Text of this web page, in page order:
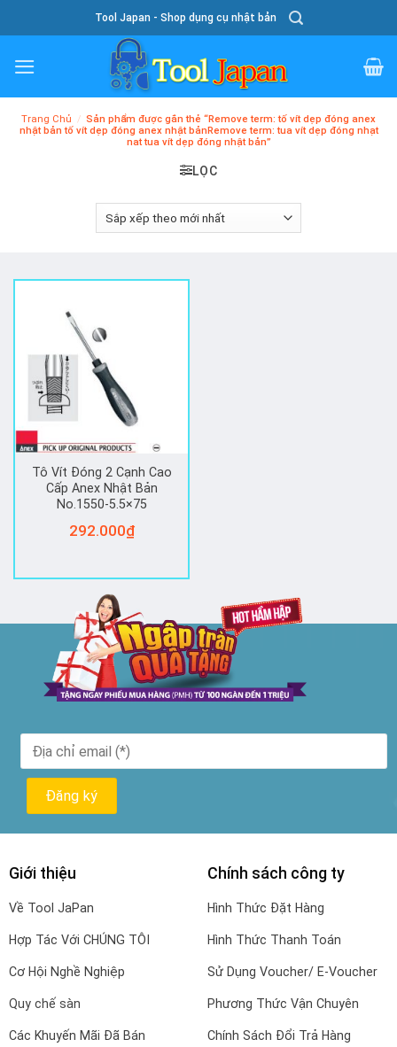
To
Content
Tool Japan - Shop dụng cụ nhật bản
Trang Chủ / Sản phẩm được gắn thẻ “Remove term: tố vít dẹp đóng anex
nhật bản tố vít dẹp đóng anex nhật bảnRemove term: tua vít dẹp đóng nhạt
nat tua vít dẹp đóng nhật bản”
LỌC
Tô Vít Đóng 2 Cạnh Cao
Cấp Anex Nhật Bản
No.1550-5.5×75
292.000₫
Giới thiệu
Về Tool JaPan
Hợp Tác Với CHÚNG TÔI
Cơ Hội Nghề Nghiệp
Quy chế sàn
Các Khuyến Mãi Đã Bán
Chính sách công ty
Hình Thức Đặt Hàng
Hình Thức Thanh Toán
Sử Dụng Voucher/ E-Voucher
Phương Thức Vận Chuyên
Chính Sách Đổi Trả Hàng